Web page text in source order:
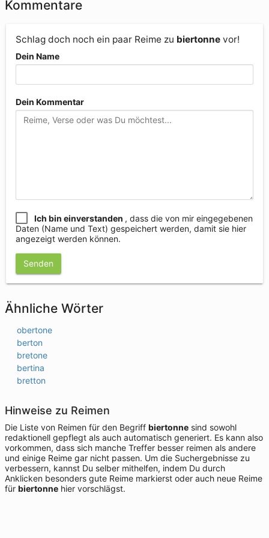
Kommentare
Schlag doch noch ein paar Reime zu biertonne vor!
Dein Name
Dein Kommentar
Ich bin einverstanden , dass die von mir eingegebenen
Daten (Name und Text) gespeichert werden, damit sie hier
angezeigt werden können.
Senden
Ähnliche Wörter
obertone
berton
bretone
bertina
bretton
Hinweise zu Reimen
Die Liste von Reimen für den Begriff biertonne sind sowohl
redaktionell gepflegt als auch automatisch generiert. Es kann also
vorkommen, dass sich manche Treffer besser reimen als andere
und einige Reime gar nicht passen. Um die Suchergebnisse zu
verbessern, kannst Du selber mithelfen, indem Du durch
Anklicken besonders gute Reime markierst oder auch neue Reime
für biertonne hier vorschlägst.